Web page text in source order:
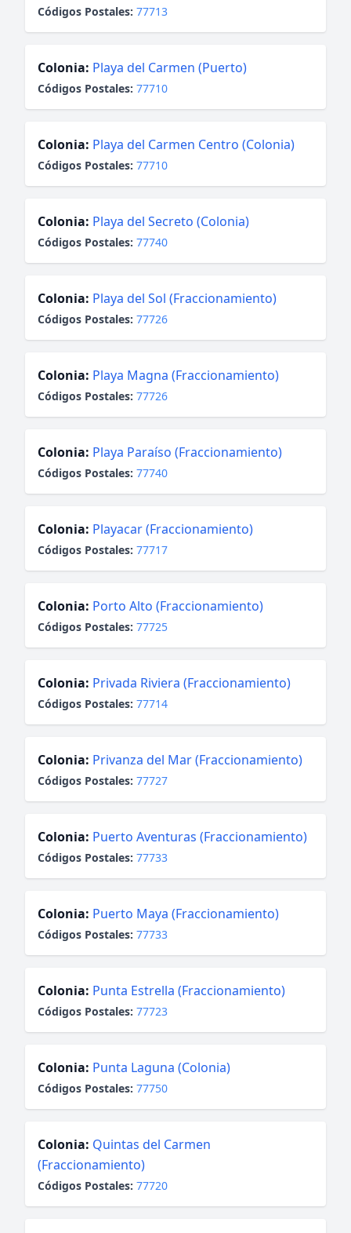
Códigos Postales: 77713
Colonia: Playa del Carmen (Puerto)
Códigos Postales: 77710
Colonia: Playa del Carmen Centro (Colonia)
Códigos Postales: 77710
Colonia: Playa del Secreto (Colonia)
Códigos Postales: 77740
Colonia: Playa del Sol (Fraccionamiento)
Códigos Postales: 77726
Colonia: Playa Magna (Fraccionamiento)
Códigos Postales: 77726
Colonia: Playa Paraíso (Fraccionamiento)
Códigos Postales: 77740
Colonia: Playacar (Fraccionamiento)
Códigos Postales: 77717
Colonia: Porto Alto (Fraccionamiento)
Códigos Postales: 77725
Colonia: Privada Riviera (Fraccionamiento)
Códigos Postales: 77714
Colonia: Privanza del Mar (Fraccionamiento)
Códigos Postales: 77727
Colonia: Puerto Aventuras (Fraccionamiento)
Códigos Postales: 77733
Colonia: Puerto Maya (Fraccionamiento)
Códigos Postales: 77733
Colonia: Punta Estrella (Fraccionamiento)
Códigos Postales: 77723
Colonia: Punta Laguna (Colonia)
Códigos Postales: 77750
Colonia: Quintas del Carmen
(Fraccionamiento)
Códigos Postales: 77720